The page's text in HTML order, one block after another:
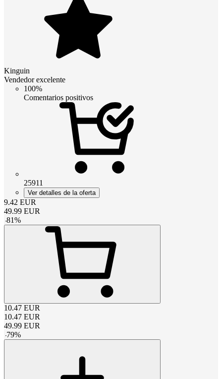
Kinguin
Vendedor excelente
100%
Comentarios positivos
25911
Ver detalles de la oferta
9.42 EUR
49.99 EUR
-81%
10.47 EUR
10.47 EUR
49.99 EUR
-79%